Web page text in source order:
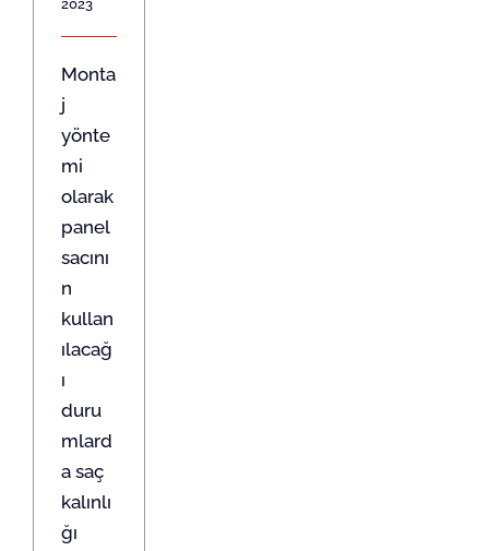
2023
Monta
j
yönte
mi
olarak
panel
sacını
n
kullan
ılacağ
ı
duru
mlard
a saç
kalınlı
ğı